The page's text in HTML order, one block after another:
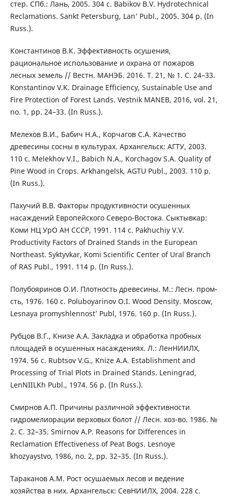
стер. СПб.: Лань, 2005. 304 с. Babikov B.V. Hydrotechnical
Reclamations. Sankt Petersburg, Lan’ Publ., 2005. 304 p. (In
Russ.).
Константинов В.К. Эффективность осушения,
рациональное использование и охрана от пожаров
лесных земель // Вестн. МАНЭБ. 2016. Т. 21, № 1. С. 24–33.
Konstantinov V.K. Drainage Efficiency, Sustainable Use and
Fire Protection of Forest Lands. Vestnik MANEB, 2016, vol. 21,
no. 1, pp. 24–33. (In Russ.).
Мелехов В.И., Бабич Н.А., Корчагов С.А. Качество
древесины сосны в культурах. Архангельск: АГТУ, 2003.
110 с. Melekhov V.I., Babich N.A., Korchagov S.A. Quality of
Pine Wood in Crops. Arkhangelsk, AGTU Publ., 2003. 110 p.
(In Russ.).
Пахучий В.В. Факторы продуктивности осушенных
насаждений Европейского Северо-Востока. Сыктывкар:
Коми НЦ УрО АН СССР, 1991. 114 с. Pakhuchiy V.V.
Productivity Factors of Drained Stands in the European
Northeast. Syktyvkar, Komi Scientific Center of Ural Branch
of RAS Publ., 1991. 114 p. (In Russ.).
Полубояринов О.И. Плотность древесины. М.: Лесн. пром-
сть, 1976. 160 с. Poluboyarinov O.I. Wood Density. Moscow,
Lesnaya promyshlennost’ Publ, 1976. 160 p. (In Russ.).
Рубцов В.Г., Книзе А.А. Закладка и обработка пробных
площадей в осушенных насаждениях. Л.: ЛенНИИЛХ,
1974. 56 с. Rubtsov V.G., Knize A.A. Establishment and
Processing of Trial Plots in Drained Stands. Leningrad,
LenNIILKh Publ., 1974. 56 p. (In Russ.).
Смирнов А.П. Причины различной эффективности
гидромелиорации верховых болот // Лесн. хоз-во. 1986. №
2. С. 32–35. Smirnov A.P. Reasons for Differences in
Reclamation Effectiveness of Peat Bogs. Lesnoye
khozyaystvo, 1986, no. 2, pp. 32–35. (In Russ.).
Тараканов A.M. Рост осушаемых лесов и ведение
хозяйства в них. Архангельск: СевНИИЛХ, 2004. 228 с.